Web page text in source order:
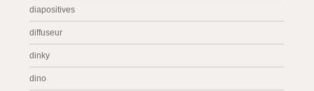
diapositives
diffuseur
dinky
dino